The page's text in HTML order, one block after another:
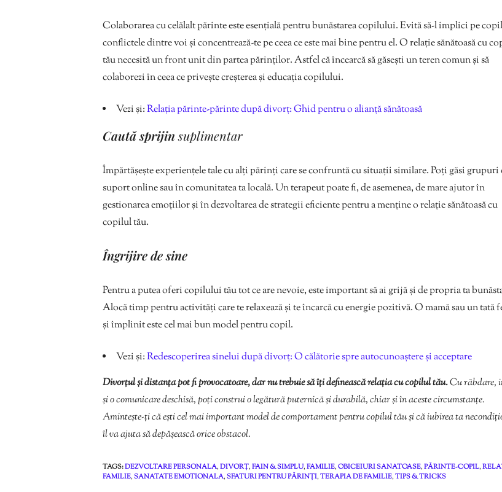
Colaborarea cu celălalt părinte este esențială pentru bunăstarea copilului. Evită să-l implici pe
conflictele dintre voi și concentrează-te pe ceea ce este mai bine pentru el. O relație sănătoasă cu
tău necesită un front unit din partea părinților. Astfel că încearcă să găsești un teren comun și să
colaborezi în ceea ce privește creșterea și educația copilului.
Vezi și:Relația părinte-părinte după divorț: Ghid pentru o alianță sănătoasă
Caută sprijinsuplimentar
Împărtășește experiențele tale cu alți părinți care se confruntă cu situații similare. Poți găsi grupuri
suport online sau în comunitatea ta locală. Un terapeut poate fi, de asemenea, de mare ajutor în
gestionarea emoțiilor și în dezvoltarea de strategii eficiente pentru a menține o relație sănătoasă cu
copilul tău.
Îngrijire de sine
Pentru a putea oferi copilului tău tot ce are nevoie, este important să ai grijă și de propria ta
Alocă timp pentru activități care te relaxează și te încarcă cu energie pozitivă. O mamă sau un tată
și împlinit este cel mai bun model pentru copil.
Vezi și:Redescoperirea sinelui după divorț: O călătorie spre autocunoaștere și acceptare
Divorțul și distanța pot fi provocatoare, dar nu trebuie să îți definească relația cu copilul tău.Cu răbdare,
și o comunicare deschisă, poți construi o legătură puternică și durabilă, chiar și în aceste circumstanțe.
Amintește-ți că ești cel mai important model de comportament pentru copilul tău și că iubirea ta
îl va ajuta să depășească orice obstacol.
TAGS:DEZVOLTARE PERSONALA,DIVORȚ,FAIN & SIMPLU,FAMILIE,OBICEIURI SANATOASE,PĂRINTE-COPIL,
FAMILIE,SANATATE EMOTIONALA,SFATURI PENTRU PĂRINȚI,TERAPIA DE FAMILIE,TIPS & TRICKS